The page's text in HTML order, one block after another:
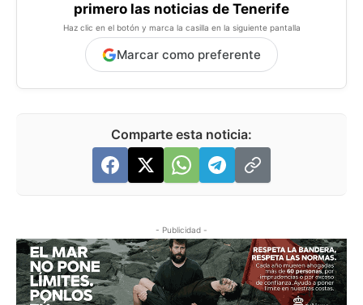
primero las noticias de Tenerife
Haz clic en el botón y marca la casilla en la siguiente pantalla
Marcar como preferente
Comparte esta noticia:
- Publicidad -